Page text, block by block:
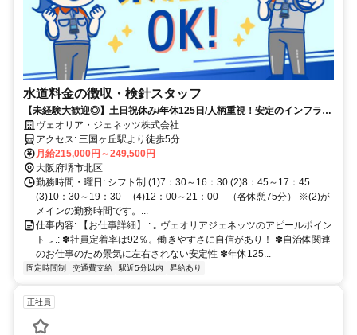
水道料金の徴収・検針スタッフ
【未経験大歓迎◎】土日祝休み/年休125日/人柄重視！安定のインフラ事
業で新職種にチャレンジ！
ヴェオリア・ジェネッツ株式会社
アクセス: 三国ヶ丘駅より徒歩5分
月給215,000円～249,500円
大阪府堺市北区
勤務時間・曜日: シフト制 (1)7：30～16：30 (2)8：45～17：45
(3)10：30～19：30 (4)12：00～21：00 （各休憩75分） ※(2)が
メインの勤務時間です。...
仕事内容: 【お仕事詳細】 :.｡.ヴェオリアジェネッツのアピールポイン
ト .｡.: ✽社員定着率は92％。働きやすさに自信があり！ ✽自治体関連
のお仕事のため景気に左右されない安定性 ✽年休125...
固定時間制 交通費支給 駅近5分以内 昇給あり
正社員